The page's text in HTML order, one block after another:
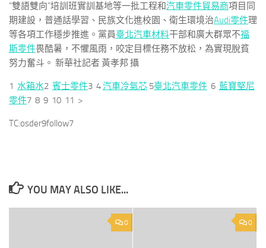
“雙語雙向”培訓班實訓基地等一批工程和汽車零件貿易商項目同
期建設，普通話學習、民族文化進校園、衛生環境治Audi零件理
等各項工作穩步推進。黨員臺北汽車材料干部和廣大群眾不福
斯零件畏酷暑，不懼風雨，咬定目標任務不放松，為實現脫貧
努力奮斗。 新華社記者 黃孝邦 攝
1 水箱水2 賓士零件3 4汽車冷氣芯 5臺北汽車零件 6 藍寶堅尼
零件7 8 9 10 11 >
TC:osder9follow7
YOU MAY ALSO LIKE...
0 0